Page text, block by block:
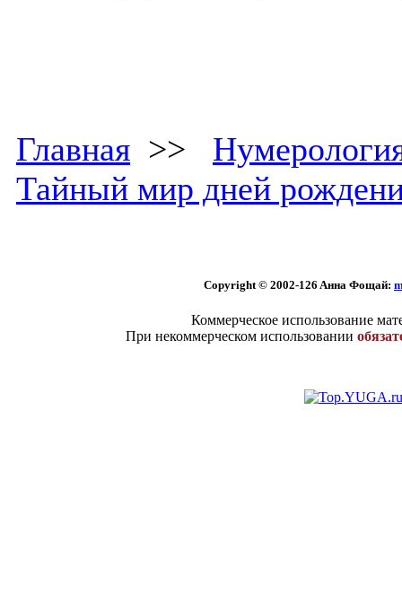
Главная >>
Тайный мир дней
Copyright © 2002-126 Aннa Фoщaй:
Коммерческое использование
При некоммерческом использовании